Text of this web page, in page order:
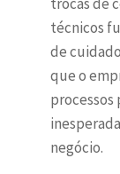
técnicos
de
que o
negócio.